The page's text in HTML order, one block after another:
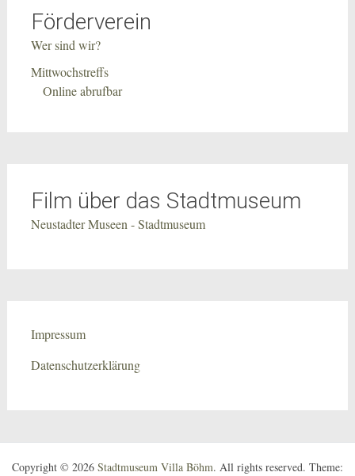
Förderverein
Wer sind wir?
Mittwochstreffs
Online abrufbar
Film über das Stadtmuseum
Neustadter Museen - Stadtmuseum
Impressum
Datenschutzerklärung
Copyright © 2026 Stadtmuseum Villa Böhm. All rights reserved. Theme: